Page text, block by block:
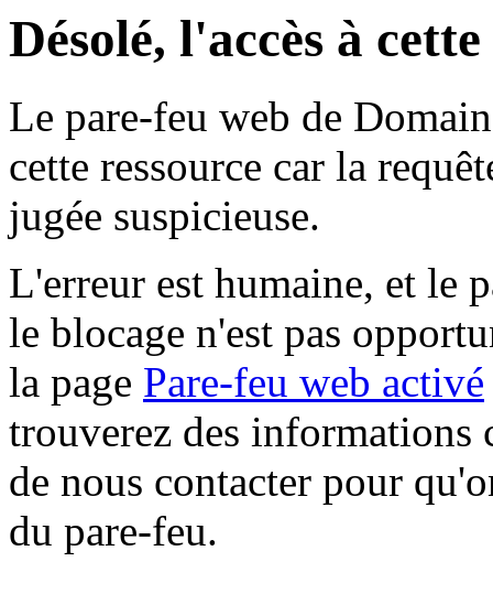
Désolé, l'accès à
Le pare-feu web de
cette ressource car la
jugée suspicieuse.
L'erreur est humaine, et le
le blocage n'est pas
la page Pare-feu web activé
trouverez des informations
de nous contacter pour
du pare-feu.